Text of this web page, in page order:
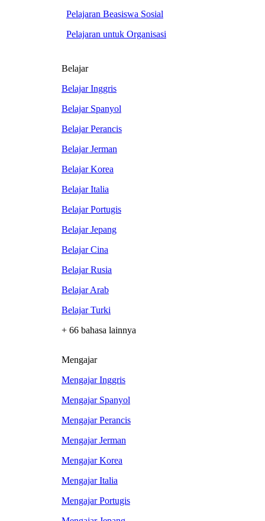
Pelajaran Beasiswa Sosial
Pelajaran untuk Organisasi
Belajar
Belajar Inggris
Belajar Spanyol
Belajar Perancis
Belajar Jerman
Belajar Korea
Belajar Italia
Belajar Portugis
Belajar Jepang
Belajar Cina
Belajar Rusia
Belajar Arab
Belajar Turki
+ 66 bahasa lainnya
Mengajar
Mengajar Inggris
Mengajar Spanyol
Mengajar Perancis
Mengajar Jerman
Mengajar Korea
Mengajar Italia
Mengajar Portugis